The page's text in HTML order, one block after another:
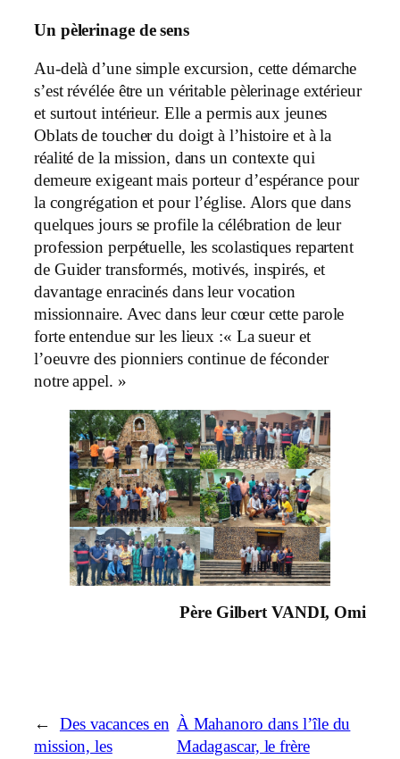
Un pèlerinage de sens
Au-delà d’une simple excursion, cette démarche
s’est révélée être un véritable pèlerinage extérieur
et surtout intérieur. Elle a permis aux jeunes
Oblats de toucher du doigt à l’histoire et à la
réalité de la mission, dans un contexte qui
demeure exigeant mais porteur d’espérance pour
la congrégation et pour l’église. Alors que dans
quelques jours se profile la célébration de leur
profession perpétuelle, les scolastiques repartent
de Guider transformés, motivés, inspirés, et
davantage enracinés dans leur vocation
missionnaire. Avec dans leur cœur cette parole
forte entendue sur les lieux :« La sueur et
l’oeuvre des pionniers continue de féconder
notre appel. »
Père Gilbert VANDI, Omi
←
Des vacances en
mission, les
À Mahanoro dans l’île du
Madagascar, le frère